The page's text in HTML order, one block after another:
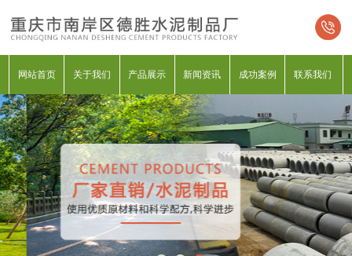
网站首页 关于我们 产品展示 新闻资讯 成功案例 联系我们